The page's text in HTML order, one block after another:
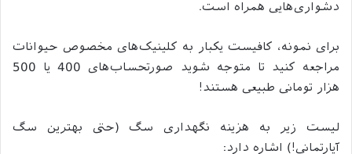
دشواری‌هایی همراه است.
برای نمونه، کافیست یکبار به کلینیک‌های مخصوص حیوانات
مراجعه کنید تا متوجه شوید صورتحساب‌های 400 یا 500
هزار تومانی طبیعی هستند!
لیست زیر به هزینه نگهداری سگ (حتی بهترین سگ
آپارتمانی!) اشاره دارد: